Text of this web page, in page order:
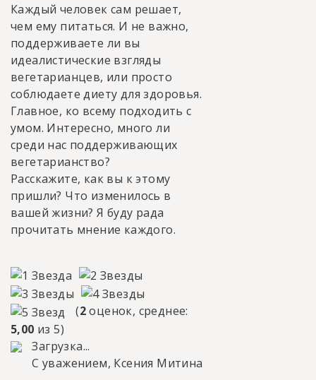
Каждый человек сам решает,
чем ему питаться. И не важно,
поддерживаете ли вы
идеалистические взгляды
вегетарианцев, или просто
соблюдаете диету для здоровья.
Главное, ко всему подходить с
умом. Интересно, много ли
среди нас поддерживающих
вегетарианство?
Расскажите, как вы к этому
пришли? Что изменилось в
вашей жизни? Я буду рада
прочитать мнение каждого.
(2оценок, среднее:
5,00 из 5)
Загрузка...
С уважением, Ксения Митина